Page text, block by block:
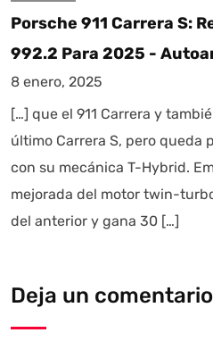
Porsche 911 Carrera S:
992.2 Para 2025 -
8 enero, 2025
[…] que el 911 Carrera y
último Carrera S, pero queda
con su mecánica T-Hybrid.
mejorada del motor twin-
del anterior y gana 30 […]
Deja un comentario